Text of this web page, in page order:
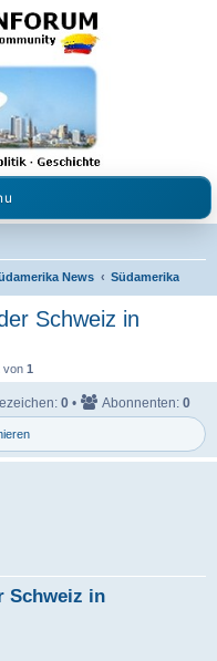
in Kolumbien und Venezuela.
News Südamerika
Schweiz in
von 1
0 • Abonnenten: 0
Schweiz in